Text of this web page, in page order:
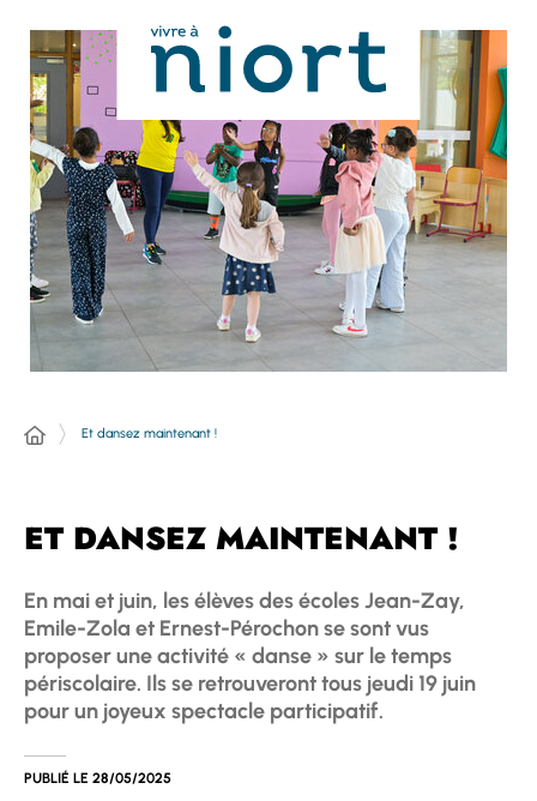
Et dansez maintenant !
ET DANSEZ MAINTENANT !
En mai et juin, les élèves des écoles Jean-Zay,
Emile-Zola et Ernest-Pérochon se sont vus
proposer une activité « danse » sur le temps
périscolaire. Ils se retrouveront tous jeudi 19 juin
pour un joyeux spectacle participatif.
PUBLIÉ LE 28/05/2025